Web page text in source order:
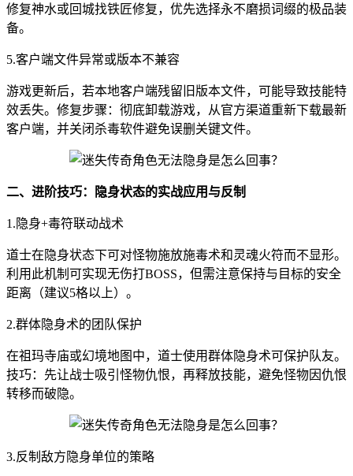
修复神水或回城找铁匠修复，优先选择永不磨损词缀的极品装
备。
5.客户端文件异常或版本不兼容
游戏更新后，若本地客户端残留旧版本文件，可能导致技能特
效丢失。修复步骤：彻底卸载游戏，从官方渠道重新下载最新
客户端，并关闭杀毒软件避免误删关键文件。
二、进阶技巧：隐身状态的实战应用与反制
1.隐身+毒符联动战术
道士在隐身状态下可对怪物施放施毒术和灵魂火符而不显形。
利用此机制可实现无伤打BOSS，但需注意保持与目标的安全
距离（建议5格以上）。
2.群体隐身术的团队保护
在祖玛寺庙或幻境地图中，道士使用群体隐身术可保护队友。
技巧：先让战士吸引怪物仇恨，再释放技能，避免怪物因仇恨
转移而破隐。
3.反制敌方隐身单位的策略